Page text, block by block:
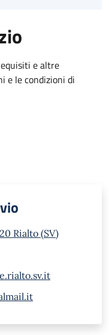
e altre
e le condizioni di
Rialto (SV)